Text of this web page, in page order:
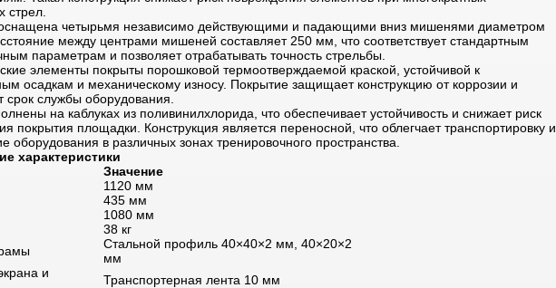
стрел.
оснащена четырьмя независимо действующими и падающими вниз мишенями диаметром
между центрами мишеней составляет 250 мм, что соответствует стандартным
параметрам и позволяет отрабатывать точность стрельбы.
элементы покрыты порошковой термоотверждаемой краской, устойчивой к
осадкам и механическому износу. Покрытие защищает конструкцию от коррозии и
срок службы оборудования.
на каблуках из поливинилхлорида, что обеспечивает устойчивость и снижает риск
покрытия площадки. Конструкция является переносной, что облегчает транспортировку и
оборудования в различных зонах тренировочного пространства.
характеристики
Значение
1120 мм
435 мм
1080 мм
38 кг
Стальной профиль 40×40×2 мм, 40×20×2
мм
и
Транспортерная лента 10 мм